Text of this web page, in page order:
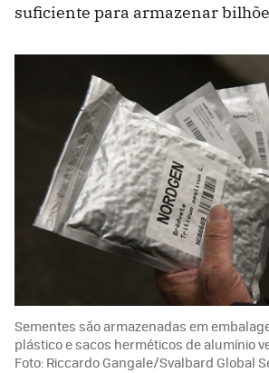
suficiente para armazenar
Sementes são armazenadas em
plástico e sacos herméticos de alumínio
Foto: Riccardo Gangale/Svalbard Global